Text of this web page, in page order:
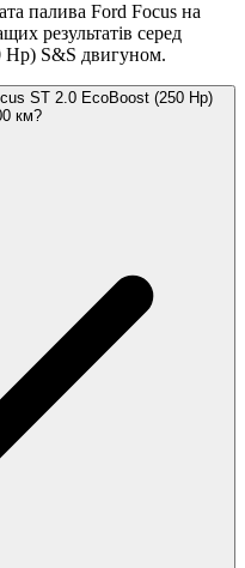
палива Ford Focus на
результатів серед
Hp) S&S двигуном.
ST 2.0 EcoBoost (250 Hp)
км?